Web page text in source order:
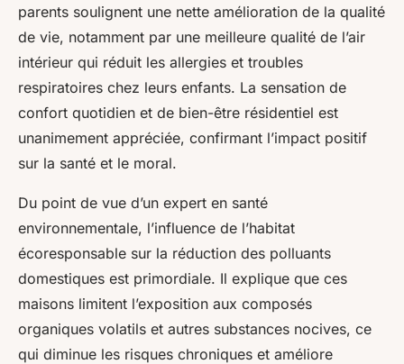
parents soulignent une nette amélioration de la qualité
de vie, notamment par une meilleure qualité de l’air
intérieur qui réduit les allergies et troubles
respiratoires chez leurs enfants. La sensation de
confort quotidien et de bien-être résidentiel est
unanimement appréciée, confirmant l’impact positif
sur la santé et le moral.
Du point de vue d’un expert en santé
environnementale, l’influence de l’habitat
écoresponsable sur la réduction des polluants
domestiques est primordiale. Il explique que ces
maisons limitent l’exposition aux composés
organiques volatils et autres substances nocives, ce
qui diminue les risques chroniques et améliore